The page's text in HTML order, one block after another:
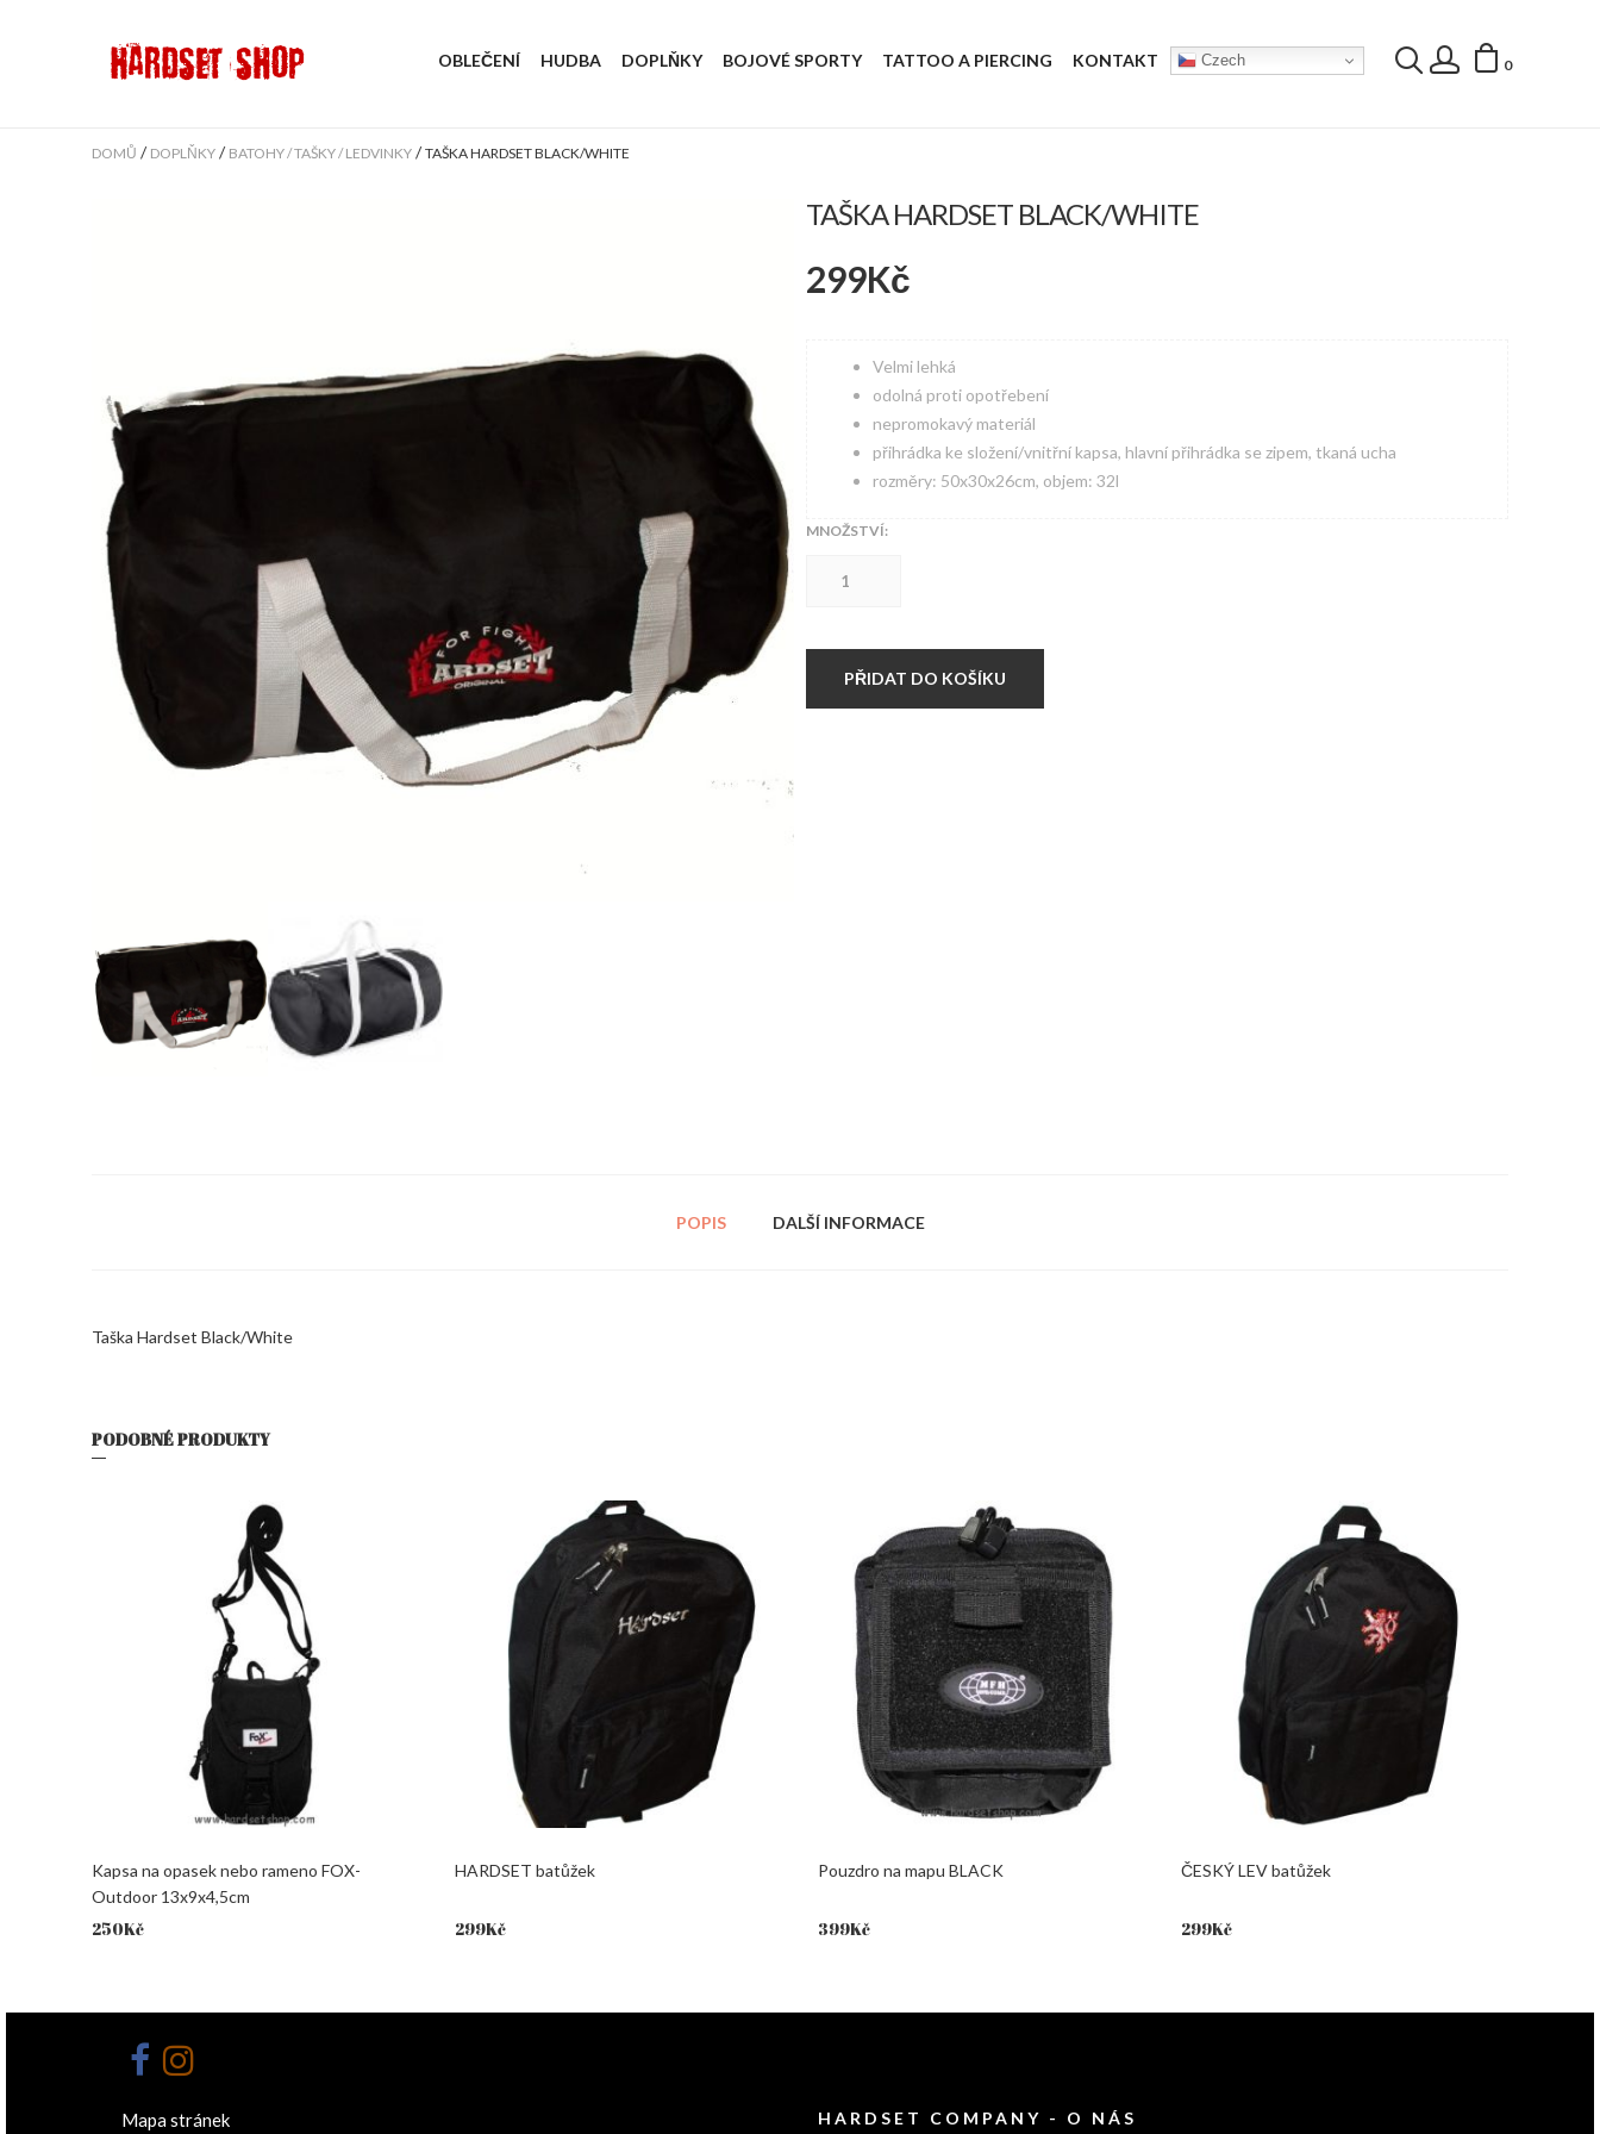
OBLEČENÍ HUDBA DOPLŇKY BOJOVÉ SPORTY TATTOO A PIERCING KONTAKT Czech 0
DOMŮ / DOPLŇKY / BATOHY / TAŠKY / LEDVINKY /TAŠKA HARDSET BLACK/WHITE
TAŠKA HARDSET BLACK/WHITE
299Kč
Velmi lehká
odolná proti opotřebení
nepromokavý materiál
přihrádka ke složení/vnitřní kapsa, hlavní přihrádka se zipem, tkaná ucha
rozměry: 50x30x26cm, objem: 32l
MNOŽSTVÍ:
Hardset
PŘIDAT DO KOŠÍKU
POPIS DALŠÍ INFORMACE
Taška Hardset Black/White
PODOBNÉ PRODUKTY
Kapsa na opasek nebo rameno FOX-
Outdoor 13x9x4,5cm
250Kč
HARDSET batůžek
299Kč
Pouzdro na mapu BLACK
399Kč
ČESKÝ LEV batůžek
299Kč
Mapa stránek HARDSET COMPANY - O NÁS